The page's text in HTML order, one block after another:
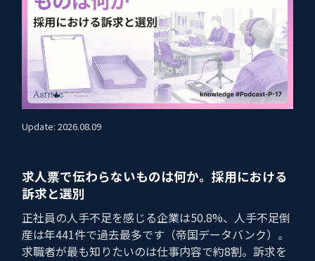
Update: 2026.08.09
求人票で伝わらないものは何か。採用における
訴求と選別
正社員の人手不足を感じる企業は50.8%、人手不足倒
産は年441件で過去最多です（帝国データバンク）。
求職者が最も知りたいのは仕事内容で約8割。訴求を